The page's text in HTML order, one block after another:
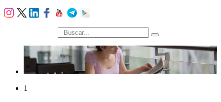
búsqueda
1